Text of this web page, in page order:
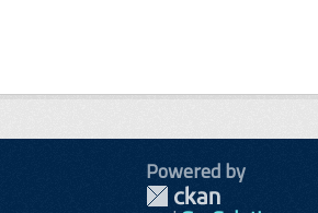
Powered by